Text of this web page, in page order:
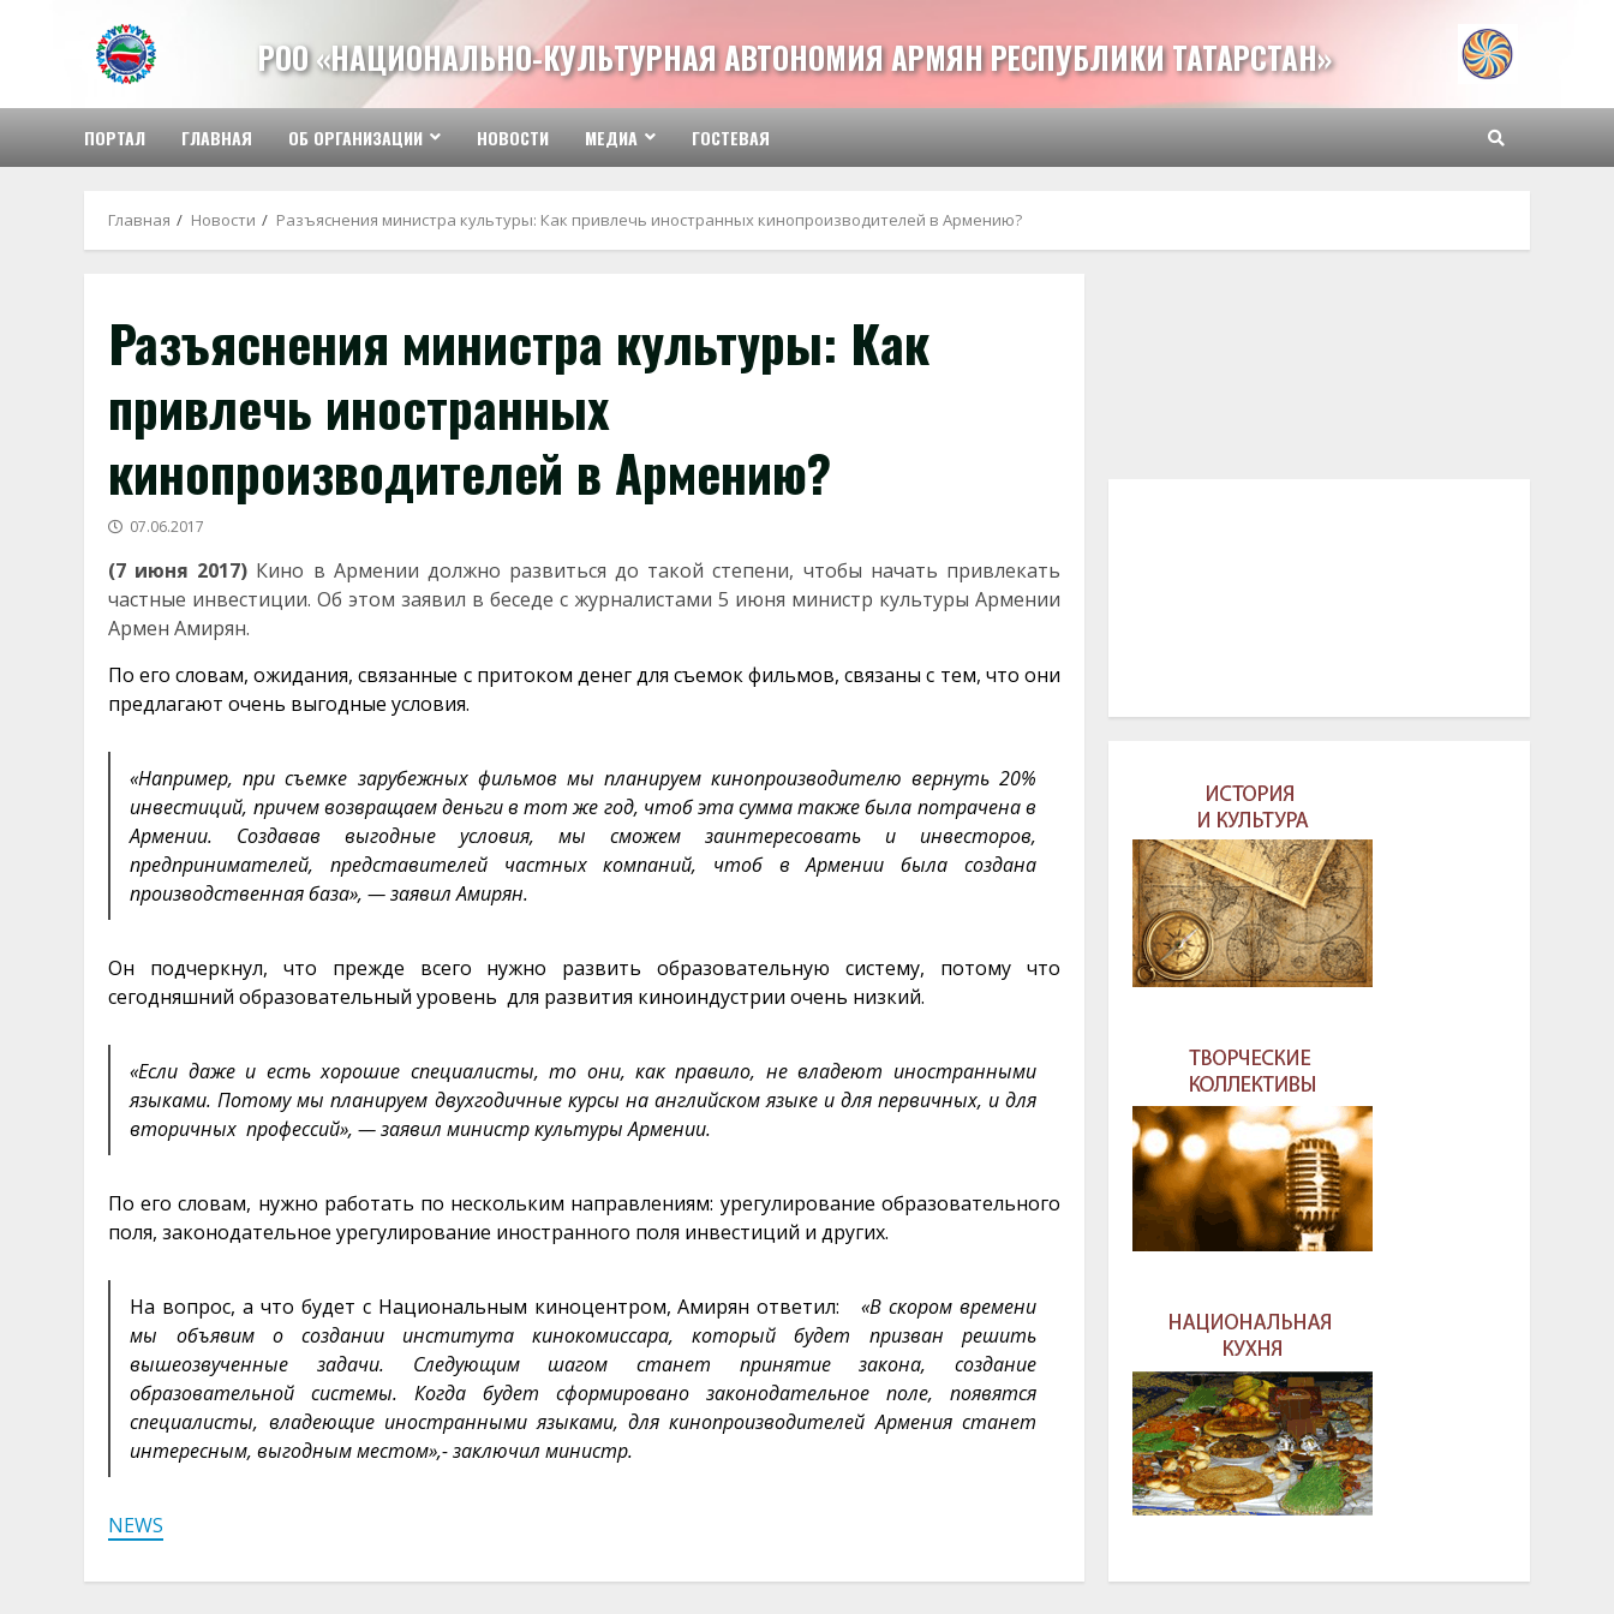
содержимому
РОО «НАЦИОНАЛЬНО-КУЛЬТУРНАЯ АВТОНОМИЯ АРМЯН РЕСПУБЛИКИ ТАТАРСТАН»
ПОРТАЛ ГЛАВНАЯ ОБ ОРГАНИЗАЦИИ НОВОСТИ МЕДИА ГОСТЕВАЯ
Главная Новости Разъяснения министра культуры: Как привлечь иностранных кинопроизводителей в Армению?
Разъяснения министра культуры: Как
привлечь иностранных
кинопроизводителей в Армению?
07.06.2017
(7 июня 2017) Кино в Армении должно развиться до такой степени, чтобы начать привлекать
частные инвестиции. Об этом заявил в беседе с журналистами 5 июня министр культуры Армении
Армен Амирян.
По его словам, ожидания, связанные с притоком денег для съемок фильмов, связаны с тем, что они
предлагают очень выгодные условия.
«Например, при съемке зарубежных фильмов мы планируем кинопроизводителю вернуть 20%
инвестиций, причем возвращаем деньги в тот же год, чтоб эта сумма также была потрачена в
Армении. Создавав выгодные условия, мы сможем заинтересовать и инвесторов,
предпринимателей, представителей частных компаний, чтоб в Армении была создана
производственная база», — заявил Амирян.
Он подчеркнул, что прежде всего нужно развить образовательную систему, потому что
сегодняшний образовательный уровень для развития киноиндустрии очень низкий.
«Если даже и есть хорошие специалисты, то они, как правило, не владеют иностранными
языками. Потому мы планируем двухгодичные курсы на английском языке и для первичных, и для
вторичных профессий», — заявил министр культуры Армении.
По его словам, нужно работать по нескольким направлениям: урегулирование образовательного
поля, законодательное урегулирование иностранного поля инвестиций и других.
На вопрос, а что будет с Национальным киноцентром, Амирян ответил:«В скором времени
мы объявим о создании института кинокомиссара, который будет призван решить
вышеозвученные задачи. Следующим шагом станет принятие закона, создание
образовательной системы. Когда будет сформировано законодательное поле, появятся
специалисты, владеющие иностранными языками, для кинопроизводителей Армения станет
интересным, выгодным местом»,- заключил министр.
NEWS